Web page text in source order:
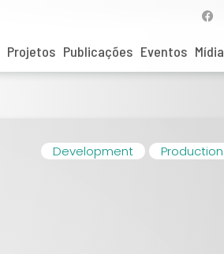
Projetos Publicações Eventos Mídia
Development Production